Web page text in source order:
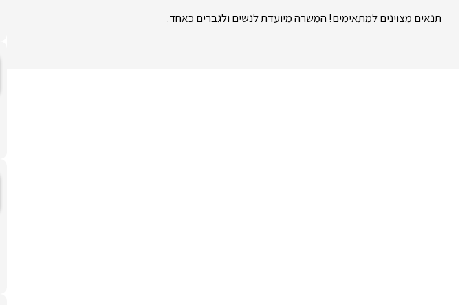
תנאים מצוינים למתאימים! המשרה מיועדת לנשים ולגברים כאחד.